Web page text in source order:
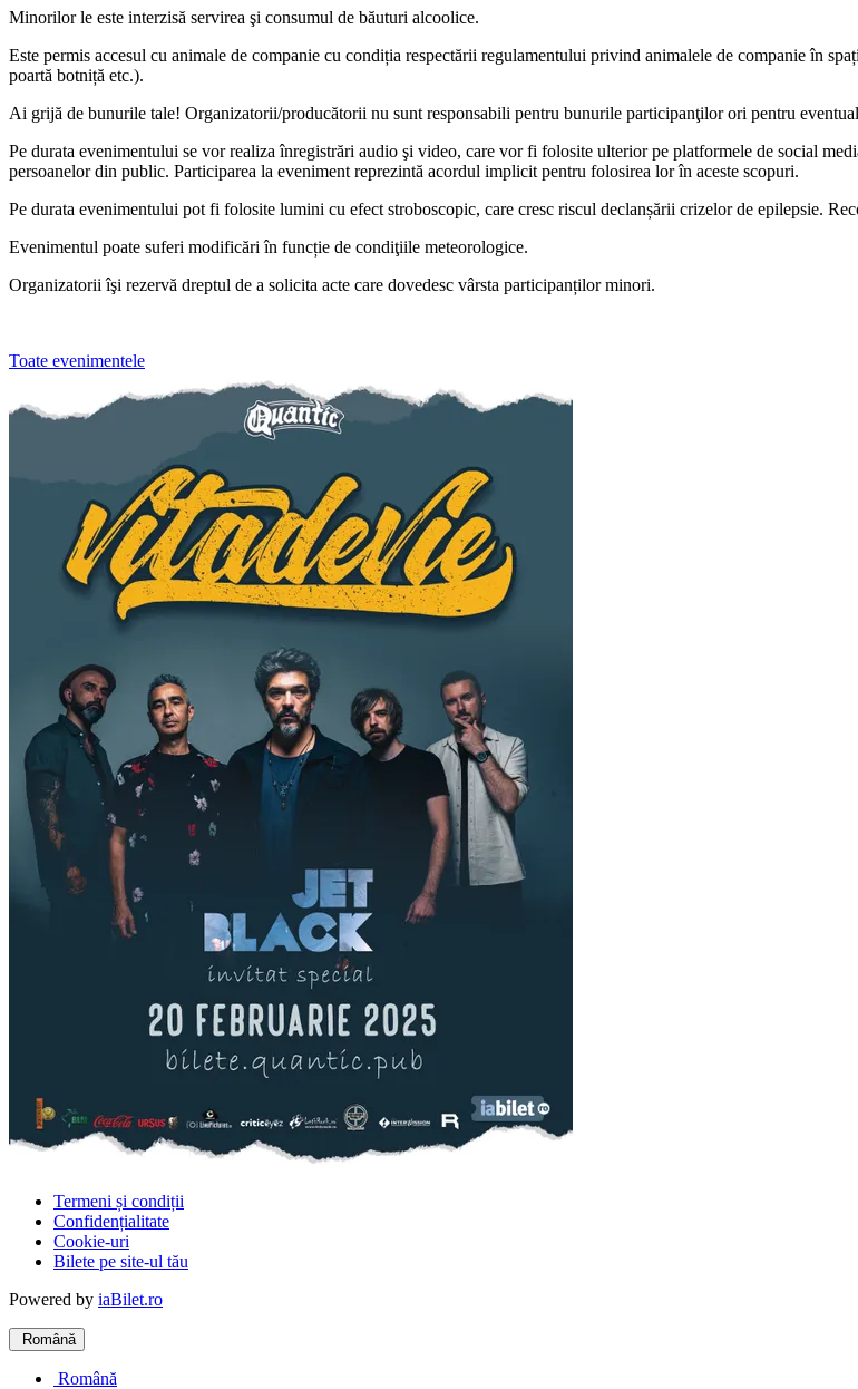
Minorilor le este interzisă servirea şi consumul de băuturi alcoolice.
Este permis accesul cu animale de companie cu condiția respectării regulamentului privind animalele de companie în
poartă botniță etc.).
Ai grijă de bunurile tale! Organizatorii/producătorii nu sunt responsabili pentru bunurile participanţilor ori pentru
Pe durata evenimentului se vor realiza înregistrări audio şi video, care vor fi folosite ulterior pe platformele de social
persoanelor din public. Participarea la eveniment reprezintă acordul implicit pentru folosirea lor în aceste scopuri.
Pe durata evenimentului pot fi folosite lumini cu efect stroboscopic, care cresc riscul declanșării crizelor de epilepsie.
Evenimentul poate suferi modificări în funcție de condiţiile meteorologice.
Organizatorii îşi rezervă dreptul de a solicita acte care dovedesc vârsta participanților minori.
Toate evenimentele
Termeni și condiții
Confidențialitate
Cookie-uri
Bilete pe site-ul tău
Powered by iaBilet.ro
Română
Română